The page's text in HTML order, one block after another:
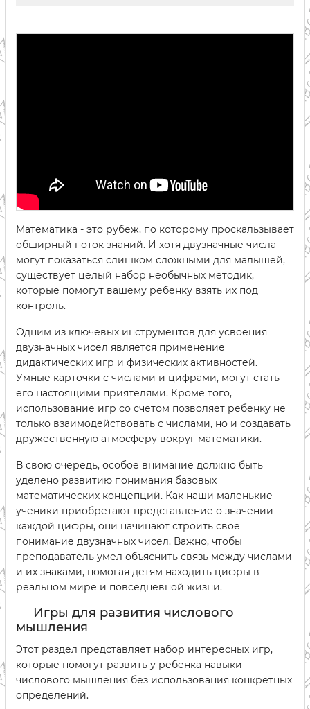
Математика - это рубеж, по которому проскальзывает
обширный поток знаний. И хотя двузначные числа
могут показаться слишком сложными для малышей,
существует целый набор необычных методик,
которые помогут вашему ребенку взять их под
контроль.
Одним из ключевых инструментов для усвоения
двузначных чисел является применение
дидактических игр и физических активностей.
Умные карточки с числами и цифрами, могут стать
его настоящими приятелями. Кроме того,
использование игр со счетом позволяет ребенку не
только взаимодействовать с числами, но и создавать
дружественную атмосферу вокруг математики.
В свою очередь, особое внимание должно быть
уделено развитию понимания базовых
математических концепций. Как наши маленькие
ученики приобретают представление о значении
каждой цифры, они начинают строить свое
понимание двузначных чисел. Важно, чтобы
преподаватель умел объяснить связь между числами
и их знаками, помогая детям находить цифры в
реальном мире и повседневной жизни.
Игры для развития числового
мышления
Этот раздел представляет набор интересных игр,
которые помогут развить у ребенка навыки
числового мышления без использования конкретных
определений.